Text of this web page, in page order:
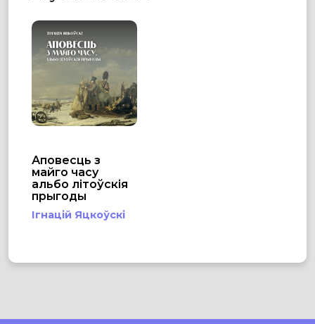
Аповесць з
майго часу
альбо лiтоўскiя
прыгоды
Ігнацій Яцкоўскі